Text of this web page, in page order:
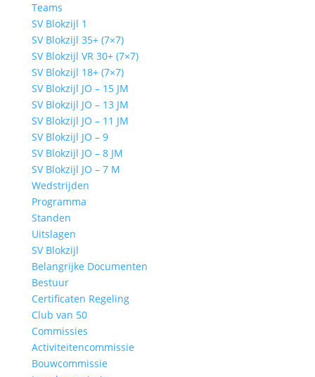
Teams
SV Blokzijl 1
SV Blokzijl 35+ (7×7)
SV Blokzijl VR 30+ (7×7)
SV Blokzijl 18+ (7×7)
SV Blokzijl JO – 15 JM
SV Blokzijl JO – 13 JM
SV Blokzijl JO – 11 JM
SV Blokzijl JO – 9
SV Blokzijl JO – 8 JM
SV Blokzijl JO – 7 M
Wedstrijden
Programma
Standen
Uitslagen
SV Blokzijl
Belangrijke Documenten
Bestuur
Certificaten Regeling
Club van 50
Commissies
Activiteitencommissie
Bouwcommissie